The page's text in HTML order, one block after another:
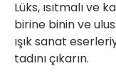
Lüks, ısıtmalı ve
birine binin ve
ışık sanat
tadını çıkarın.